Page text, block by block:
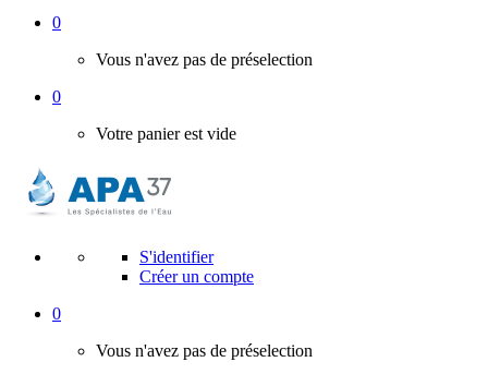
0
Vous n'avez pas de préselection
0
Votre panier est vide
S'identifier
Créer un compte
0
Vous n'avez pas de préselection